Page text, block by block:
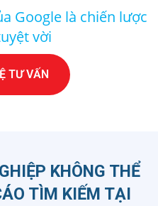
Google là chiến lược
vời
TƯ VẤN
KHÔNG THỂ
TÌM KIẾM TẠI